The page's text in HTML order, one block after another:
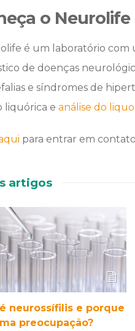
o Neurolife
é um laboratório com
de doenças
e síndromes de
liquórica eanálise do
para entrar em contato
artigos
neurossífilis e porque
preocupação?